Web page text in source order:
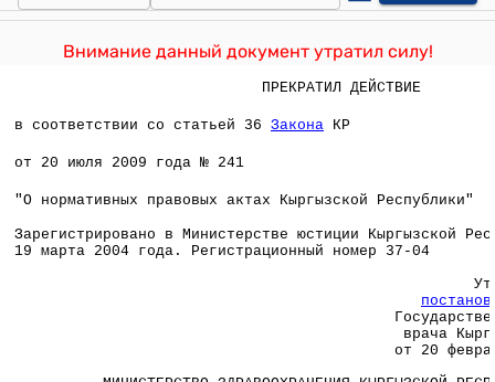
Внимание данный документ утратил силу!